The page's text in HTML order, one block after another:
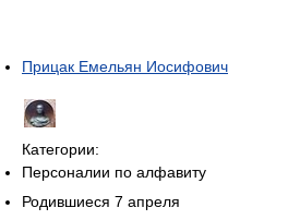
Прицак Емельян Иосифович
Категории:
Персоналии по алфавиту
Родившиеся 7 апреля